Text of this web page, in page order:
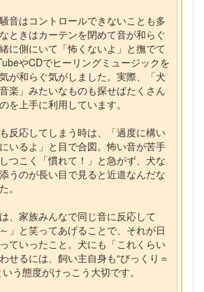
音はコントロールできないことも多
ときはカーテンを閉めて音が和らぐ
に側にいて「怖くないよ」と撫でて
やCDでヒーリングミュージックを
が和らぐ気がしました。実際、「犬
楽」みたいなものも探せばたくさん
を上手に利用しています。
反応してしまう時は、「過度に構い
いるよ」と目で合図。怖い音が苦手
つこく「慣れて！」と急がず、犬な
うのが長い目で見ると近道なんだな
。
、家族みんなで同じ音に反応して
」と笑ってあげることで、それが日
ていったこと。犬にも「これくらい
せるには、飼い主自身も“びっくり＝
う態度がけっこう大切です。